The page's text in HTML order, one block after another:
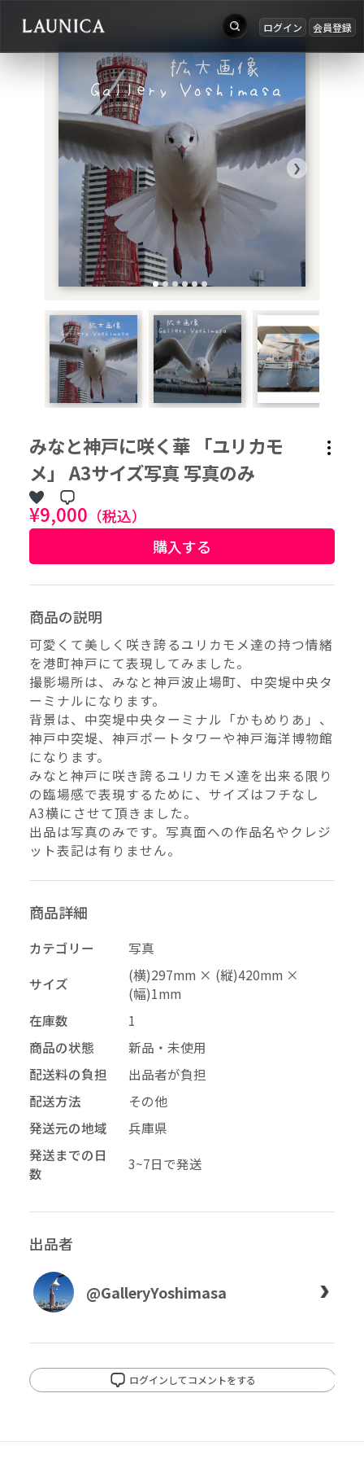
ログイン 会員登録
Search
作品＋アーティスト
アーティスト
例：作品名 / アーティスト名 / @ユーザー名 / タグ
カテゴリ
作品タグ
アーティストタグ
価格帯（ざっくり）
価格（指定）
サイズ（mm）
–
縦 –
配送料の負担
出品
お知らせ
ログイン
会員登録
削除する キャンセル
再審査する キャンセル
❯
みなと神戸に咲く華 「ユリカモ
メ」 A3サイズ写真 写真のみ
¥9,000 （税込）
購入する
商品の説明
可愛くて美しく咲き誇るユリカモメ達の持つ情緒
を港町神戸にて表現してみました。
撮影場所は、みなと神戸波止場町、中突堤中央タ
ーミナルになります。
背景は、中突堤中央ターミナル「かもめりあ」、
神戸中突堤、神戸ポートタワーや神戸海洋博物館
になります。
みなと神戸に咲き誇るユリカモメ達を出来る限り
の臨場感で表現するために、サイズはフチなし
A3横にさせて頂きました。
出品は写真のみです。写真面への作品名やクレジ
ット表記は有りません。
商品詳細
カテゴリー
写真
サイズ
(横)297mm × (縦)420mm ×
(幅)1mm
在庫数
1
商品の状態
新品・未使用
配送料の負担
出品者が負担
配送方法
その他
発送元の地域
兵庫県
発送までの日
数
3~7日で発送
出品者
@GalleryYoshimasa
ログインしてコメントをする
承認する キャンセル